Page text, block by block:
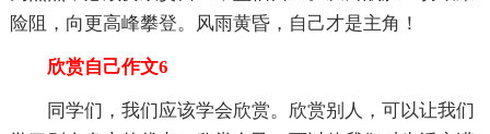
险阻，向更高峰攀登。风雨黄昏，自己才是主角！
欣赏自己作文6
同学们，我们应该学会欣赏。欣赏别人，可以让我们